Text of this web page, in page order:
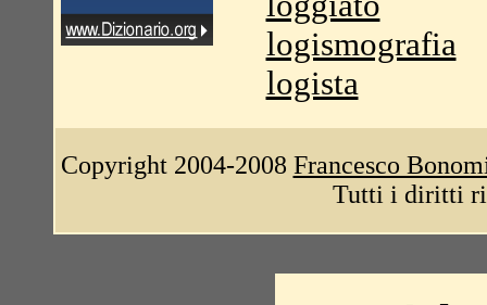
logismografia
logista
Copyright 2004-2008 Francesco
Tutti i diritti